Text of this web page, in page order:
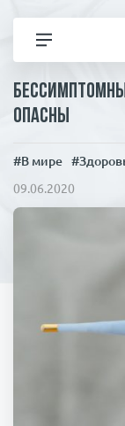
Все
опасны
#В мире
09.06.2020